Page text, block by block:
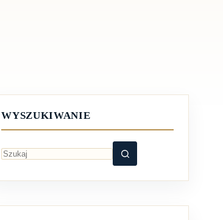
WYSZUKIWANIE
wyników